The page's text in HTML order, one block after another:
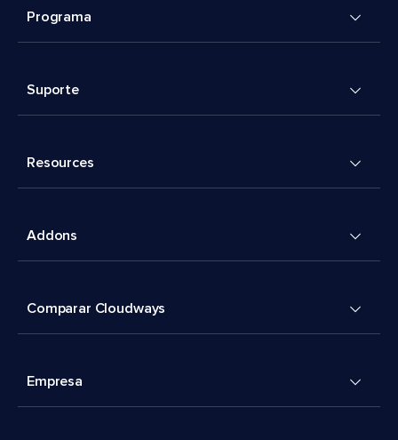
Programa
Suporte
Resources
Addons
Comparar Cloudways
Empresa